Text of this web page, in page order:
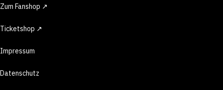
Zum Fanshop ↗
Ticketshop ↗
Impressum
Datenschutz